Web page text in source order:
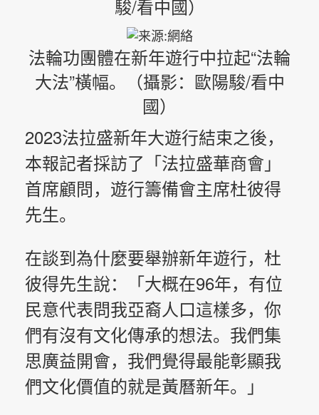
駿/看中國）
法輪功團體在新年遊行中拉起“法輪
大法”橫幅。（攝影：歐陽駿/看中
國）
2023法拉盛新年大遊行結束之後，
本報記者採訪了「法拉盛華商會」
首席顧問，遊行籌備會主席杜彼得
先生。
在談到為什麼要舉辦新年遊行，杜
彼得先生說：「大概在96年，有位
民意代表問我亞裔人口這樣多，你
們有沒有文化傳承的想法。我們集
思廣益開會，我們覺得最能彰顯我
們文化價值的就是黃曆新年。」